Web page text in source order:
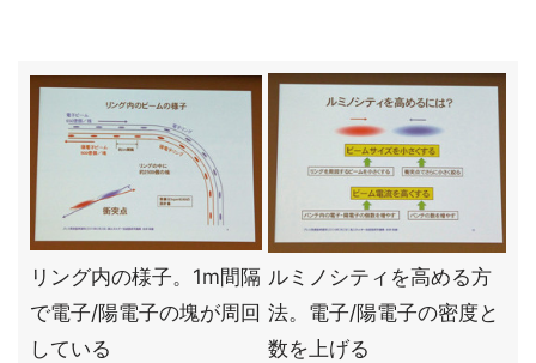
リング内の様子。1m間隔
で電子/陽電子の塊が周回
している
ルミノシティを高める方
法。電子/陽電子の密度と
数を上げる